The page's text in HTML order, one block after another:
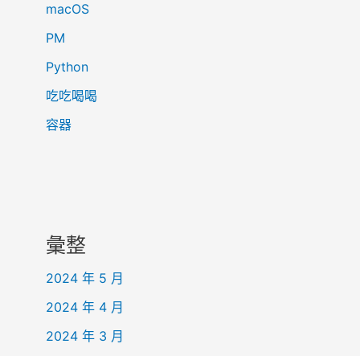
macOS
PM
Python
吃吃喝喝
容器
彙整
2024 年 5 月
2024 年 4 月
2024 年 3 月